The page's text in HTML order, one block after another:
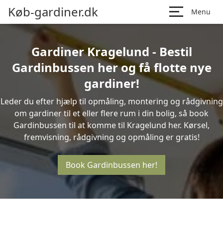
Køb-gardiner.dk Menu
Gardiner Kragelund - Bestil
Gardinbussen her og få flotte nye
gardiner!
Leder du efter hjælp til opmåling, montering og rådgivning
om gardiner til et eller flere rum i din bolig, så book
Gardinbussen til at komme til Kragelund her. Kørsel,
fremvisning, rådgivning og opmåling er gratis!
Book Gardinbussen her!